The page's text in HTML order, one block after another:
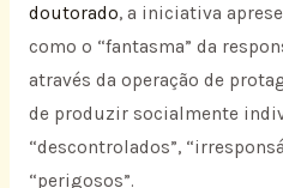
doutorado, a iniciativa
como o “fantasma” da
através da operação de
de produzir socialmente
“descontrolados”,
“perigosos”.